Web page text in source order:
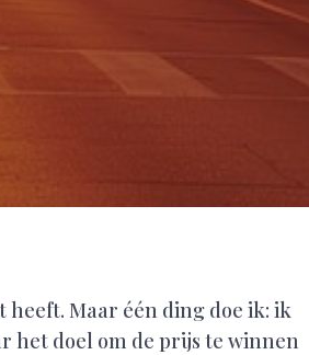
heeft. Maar één ding doe ik: ik
het doel om de prijs te winnen